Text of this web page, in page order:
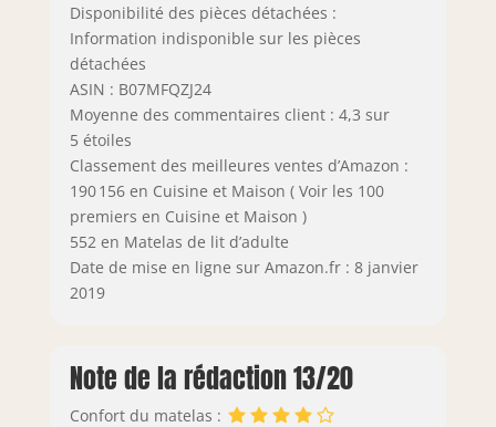
Disponibilité des pièces détachées :
Information indisponible sur les pièces
détachées
ASIN : B07MFQZJ24
Moyenne des commentaires client : 4,3 sur
5 étoiles
Classement des meilleures ventes d’Amazon :
190 156 en Cuisine et Maison ( Voir les 100
premiers en Cuisine et Maison )
552 en Matelas de lit d’adulte
Date de mise en ligne sur Amazon.fr : 8 janvier
2019
Note de la rédaction 13/20
Confort du matelas :